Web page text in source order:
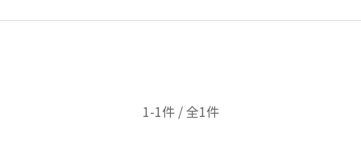
1-1件 / 全1件